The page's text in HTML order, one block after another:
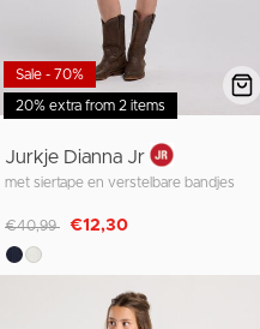
20% extra from 2 items
Sale - 70%
Jurkje Dianna Jr
met siertape en verstelbare bandjes
Afgeprijsd van
€40,99 naar
€12,30